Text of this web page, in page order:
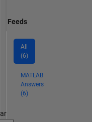
Feeds
All
(6)
MATLAB
Answers
(6)